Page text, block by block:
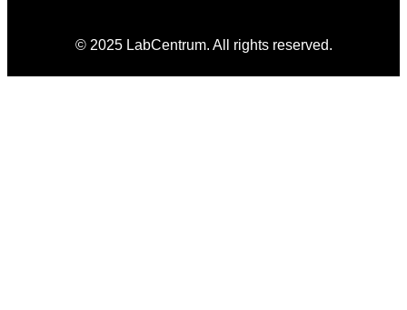
© 2025 LabCentrum. All rights reserved.